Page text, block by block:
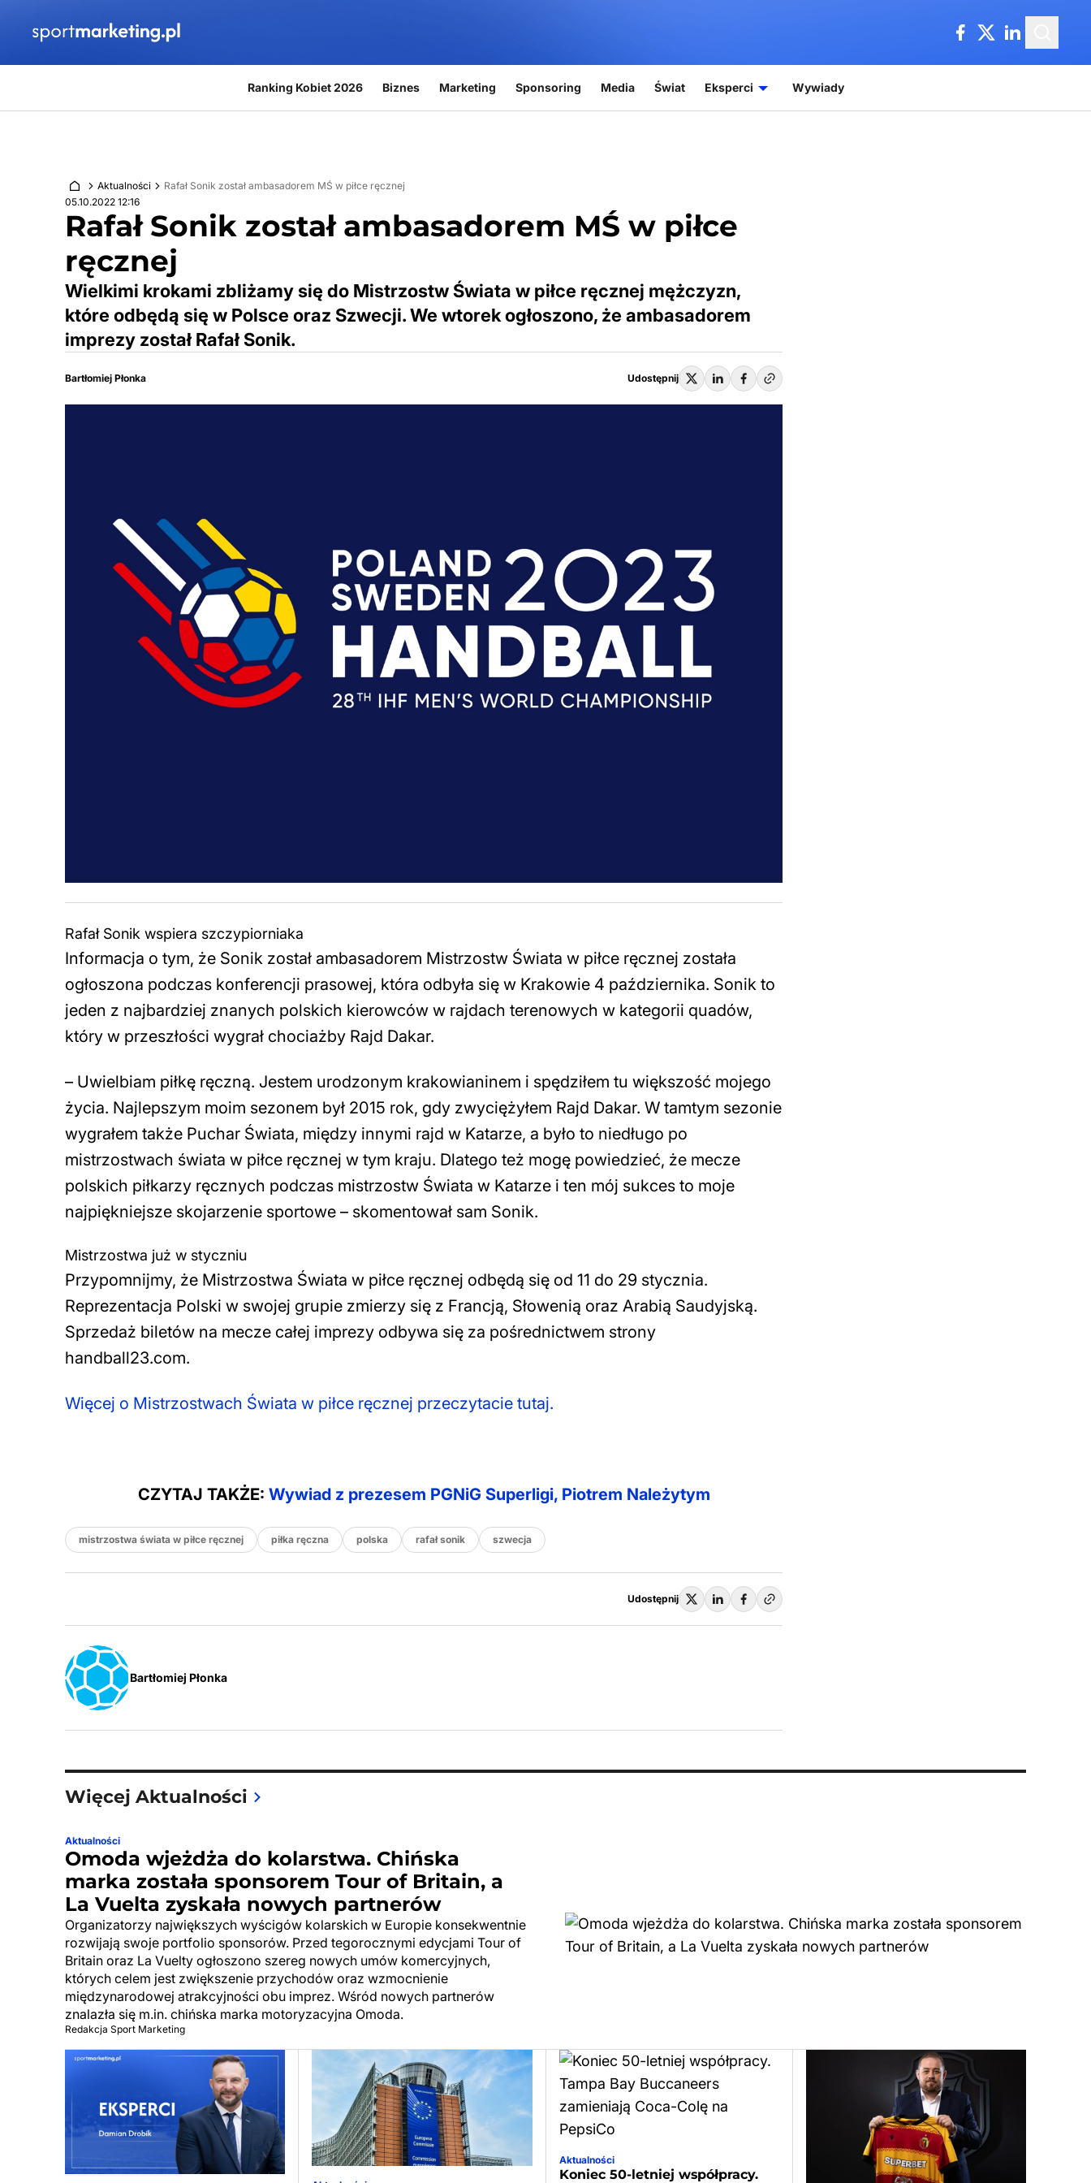
Ranking Kobiet 2026 Biznes Marketing Sponsoring Media Świat Eksperci Wywiady
Aktualności
Rafał Sonik został ambasadorem MŚ w piłce ręcznej
05.10.2022 12:16
Rafał Sonik został ambasadorem MŚ w piłce
ręcznej
Wielkimi krokami zbliżamy się do Mistrzostw Świata w piłce ręcznej mężczyzn,
które odbędą się w Polsce oraz Szwecji. We wtorek ogłoszono, że ambasadorem
imprezy został Rafał Sonik.
Bartłomiej Płonka Udostępnij
Rafał Sonik wspiera szczypiorniaka
Informacja o tym, że Sonik został ambasadorem Mistrzostw Świata w piłce ręcznej została
ogłoszona podczas konferencji prasowej, która odbyła się w Krakowie 4 października. Sonik to
jeden z najbardziej znanych polskich kierowców w rajdach terenowych w kategorii quadów,
który w przeszłości wygrał chociażby Rajd Dakar.
– Uwielbiam piłkę ręczną. Jestem urodzonym krakowianinem i spędziłem tu większość mojego
życia. Najlepszym moim sezonem był 2015 rok, gdy zwyciężyłem Rajd Dakar. W tamtym sezonie
wygrałem także Puchar Świata, między innymi rajd w Katarze, a było to niedługo po
mistrzostwach świata w piłce ręcznej w tym kraju. Dlatego też mogę powiedzieć, że mecze
polskich piłkarzy ręcznych podczas mistrzostw Świata w Katarze i ten mój sukces to moje
najpiękniejsze skojarzenie sportowe – skomentował sam Sonik.
Mistrzostwa już w styczniu
Przypomnijmy, że Mistrzostwa Świata w piłce ręcznej odbędą się od 11 do 29 stycznia.
Reprezentacja Polski w swojej grupie zmierzy się z Francją, Słowenią oraz Arabią Saudyjską.
Sprzedaż biletów na mecze całej imprezy odbywa się za pośrednictwem strony
handball23.com.
Więcej o Mistrzostwach Świata w piłce ręcznej przeczytacie tutaj.
CZYTAJ TAKŻE: Wywiad z prezesem PGNiG Superligi, Piotrem Należytym
mistrzostwa świata w piłce ręcznej piłka ręczna polska rafał sonik szwecja
Udostępnij
Bartłomiej Płonka
Więcej Aktualności
Aktualności
Omoda wjeżdża do kolarstwa. Chińska
marka została sponsorem Tour of Britain, a
La Vuelta zyskała nowych partnerów
Organizatorzy największych wyścigów kolarskich w Europie konsekwentnie
rozwijają swoje portfolio sponsorów. Przed tegorocznymi edycjami Tour of
Britain oraz La Vuelty ogłoszono szereg nowych umów komercyjnych,
których celem jest zwiększenie przychodów oraz wzmocnienie
międzynarodowej atrakcyjności obu imprez. Wśród nowych partnerów
znalazła się m.in. chińska marka motoryzacyjna Omoda.
Redakcja Sport Marketing
Aktualności
Koniec 50-letniej współpracy.